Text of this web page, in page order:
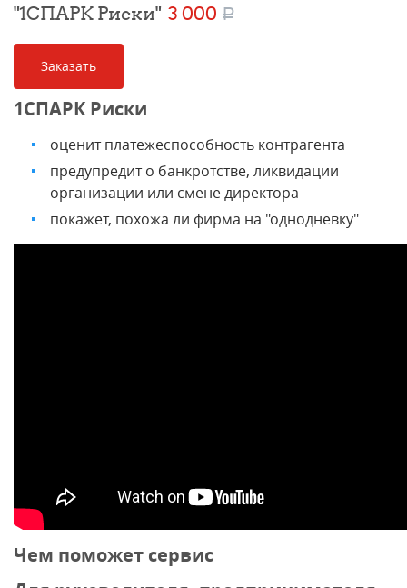
"1СПАРК Риски" 3 000 a
Заказать
1СПАРК Риски
оценит платежеспособность контрагента
предупредит о банкротстве, ликвидации
организации или смене директора
покажет, похожа ли фирма на "однодневку"
Чем поможет сервис